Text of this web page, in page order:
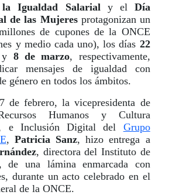
Igualdad Salarial y el Día
de las Mujeresprotagonizan un
de cupones de la ONCE
y medio cada uno), los días 22
8 de marzo, respectivamente,
mensajes de igualdad con
género en todos los ámbitos.
de febrero, la vicepresidenta de
Humanos y Cultura
e Inclusión Digital del Grupo
, Patricia Sanz, hizo entrega a
, directora del Instituto de
de una lámina enmarcada con
durante un acto celebrado en el
de la ONCE.